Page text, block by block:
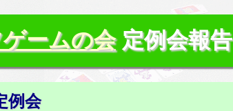
ームの会定例会報告
例会